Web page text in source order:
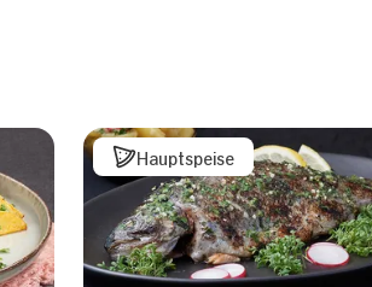
Hauptspeise